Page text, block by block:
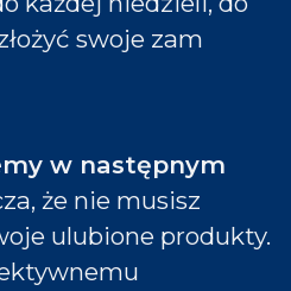
swoje zam​​
w następnym
że nie musisz
ulubione produkty.